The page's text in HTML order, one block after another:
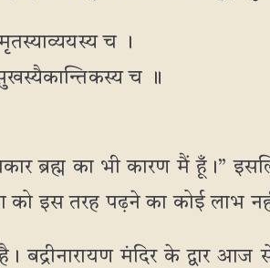
च ।
च ॥
ब्रह्म का भी कारण मैं हूँ।”
को इस तरह पढ़ने का कोई लाभ
बद्रीनारायण मंदिर के द्वार